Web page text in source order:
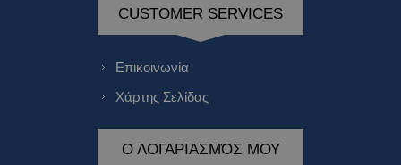
CUSTOMER SERVICES
Επικοινωνία
Χάρτης Σελίδας
Ο ΛΟΓΑΡΙΑΣΜΌΣ ΜΟΥ